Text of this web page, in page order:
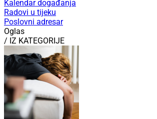
Kalendar događanja
Radovi u tijeku
Poslovni adresar
Oglas
/ IZ KATEGORIJE